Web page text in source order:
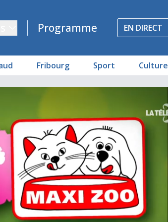
Programme EN DIRECT
Fribourg Sport Culture